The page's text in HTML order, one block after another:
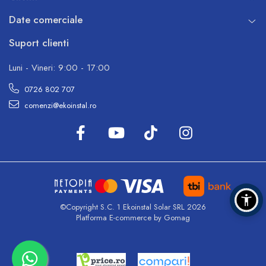
Date comerciale
Suport clienti
Luni - Vineri: 9:00 - 17:00
0726 802 707
comenzi@ekoinstal.ro
©Copyright S.C. 1 Ekoinstal Solar SRL 2026
Platforma E-commerce by Gomag